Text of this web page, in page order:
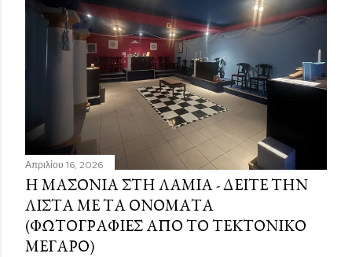
Απριλίου 16, 2026
Η ΜΑΣΟΝΊΑ ΣΤΗ ΛΑΜΊΑ - ΔΕΊΤΕ ΤΗΝ
ΛΊΣΤΑ ΜΕ ΤΑ ΟΝΌΜΑΤΑ
(ΦΩΤΟΓΡΑΦΊΕΣ ΑΠΌ ΤΟ ΤΕΚΤΟΝΙΚΌ
ΜΈΓΑΡΟ)